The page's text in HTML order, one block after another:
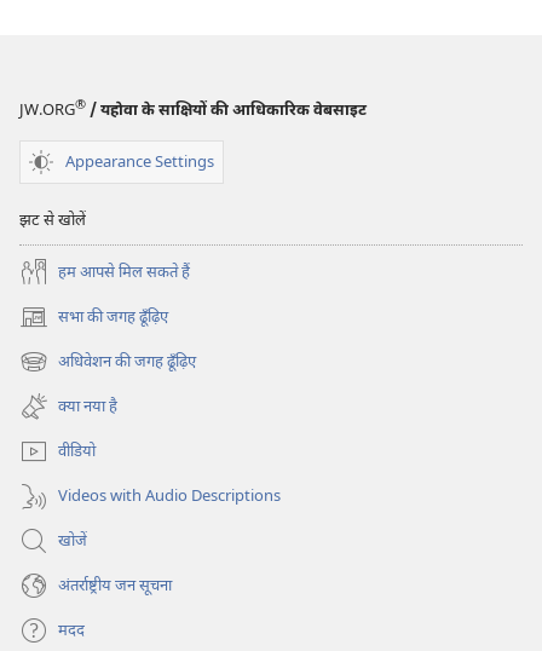
करेंगे?
JW.ORG® / यहोवा के साक्षियों की आधिकारिक वेबसाइट
Appearance Settings
झट से खोलें
हम आपसे मिल सकते हैं
सभा की जगह ढूँढ़िए
(opens
new
window)
अधिवेशन की जगह ढूँढ़िए
(opens
new
window)
क्या नया है
वीडियो
Videos with Audio Descriptions
खोजें
अंतर्राष्ट्रीय जन सूचना
मदद